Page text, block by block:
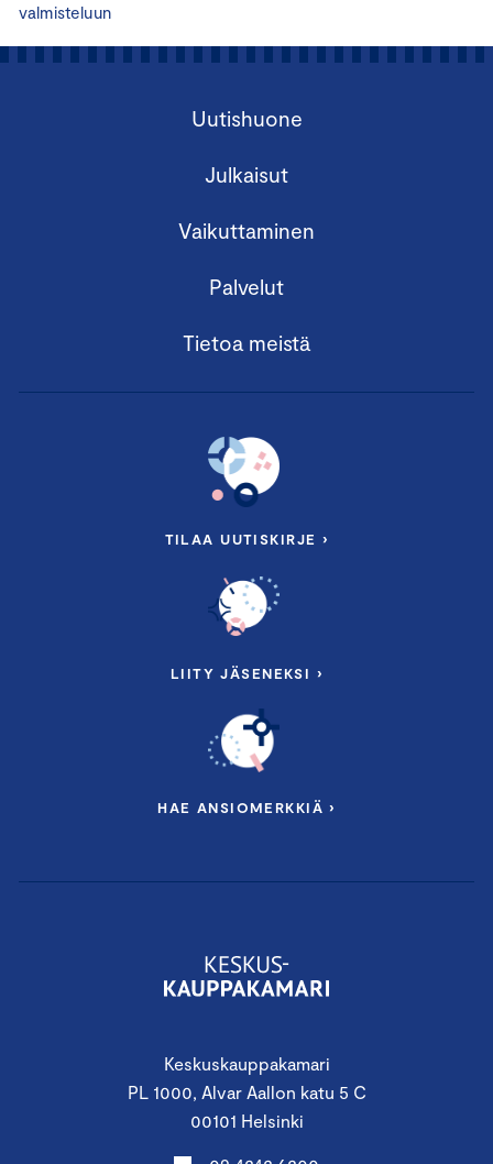
valmisteluun
Keskuskauppakamari
PL 1000, Alvar Aallon katu 5 C
00101 Helsinki
Uutishuone
Julkaisut
Vaikuttaminen
Palvelut
Tietoa meistä
TILAA UUTISKIRJE ›
LIITY JÄSENEKSI ›
HAE ANSIOMERKKIÄ ›